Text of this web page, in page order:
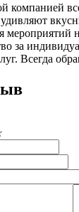
компанией
мероприятий
за
Всегда